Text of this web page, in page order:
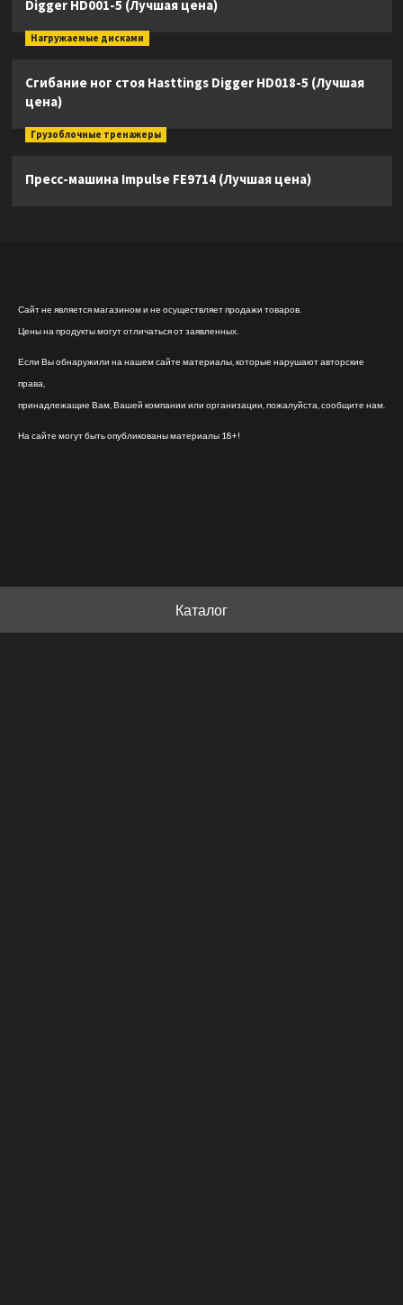
Digger HD001-5 (Лучшая цена)
Нагружаемые дисками
Сгибание ног стоя Hasttings Digger HD018-5 (Лучшая
цена)
Грузоблочные тренажеры
Пресс-машина Impulse FE9714 (Лучшая цена)
Сайт не является магазином и не осуществляет продажи товаров.
Цены на продукты могут отличаться от заявленных.
Если Вы обнаружили на нашем сайте материалы, которые нарушают авторские
права,
принадлежащие Вам, Вашей компании или организации, пожалуйста, сообщите нам.
На сайте могут быть опубликованы материалы 18+!
Каталог